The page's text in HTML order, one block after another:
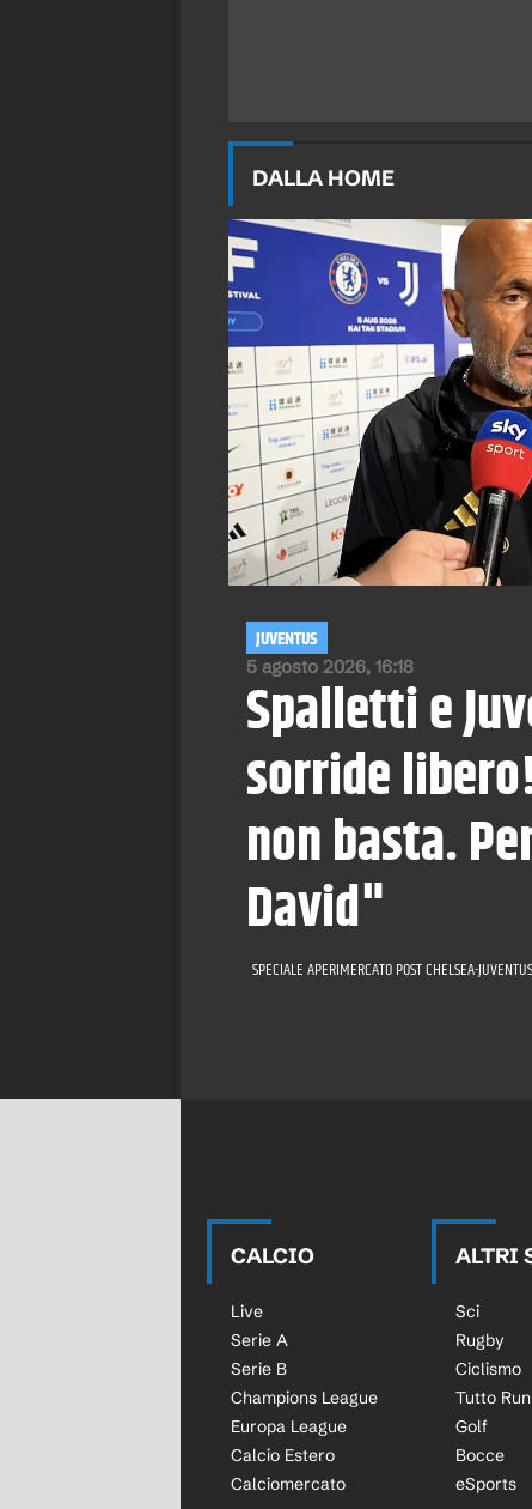
DALLA HOME
5 agosto 2026, 16:18
JUVENTUS
Spalletti e
sorride
non basta.
David"
SPECIALE APERIMERCATO POST CHELSEA-
CALCIO
Live
Serie A
Serie B
Champions League
Europa League
Calcio Estero
Calciomercato
ALTRI
Sci
Rugby
Ciclismo
Tutto
Golf
Bocce
eSports